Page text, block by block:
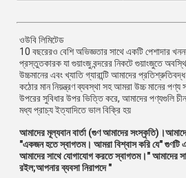
ওউবি লিমিটেড
10 বছরেরও বেশি অভিজ্ঞতার সাথে একটি পেশাদার
প্রস্তুতকারক যা গুয়াংজু বন্দরের নিকটে গুয়াংজুতে
উচ্চমানের এবং খ্যাতি গ্যারান্টি আমাদের
কঠোর মান নিয়ন্ত্রণ ব্যবস্থা সহ আমরা উচ্চ মানের পণ্য
উপরের সুবিধার উপর ভিত্তি করে, আমাদের পণ্যগুলি
মধ্য প্রাচ্য ইত্যাদিতে ভাল বিক্রি হয়
আমাদের মূল্যবান বার্তা (গুণ আমাদের
"একজন হতে স্বাগতম। আমরা বিশ্বাস করি যে" গুণটি
আমাদের সাথে যোগাযোগ করতে স্বাগতম।" আমাদের
রইল;আপনার ব্যবসা নিরাপদে "